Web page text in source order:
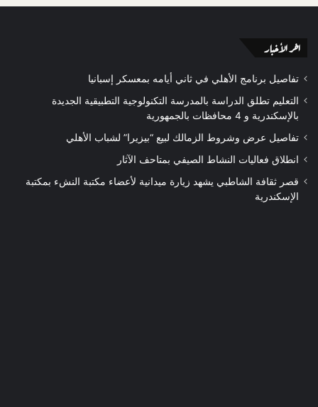
اخر الأخبار
تفاصيل برنامج الأهلي في ثاني أيامه بمعسكر إسبانيا
التعليم تطلق الدراسة بالمدرسة التكنولوجية التطبيقية الجديدة
بالإسكندرية و 4 محافظات بالجمهورية
تفاصيل عرض وشروط الزمالك لبيع “بيزيرا” لشباب الأهلي
انطلاق فعاليات النشاط الصيفي بمتاحف الآثار
قصر ثقافة الشاطبي يشهد زيارة ميدانية لأعضاء مكتبة النشء بمكتبة
الإسكندرية